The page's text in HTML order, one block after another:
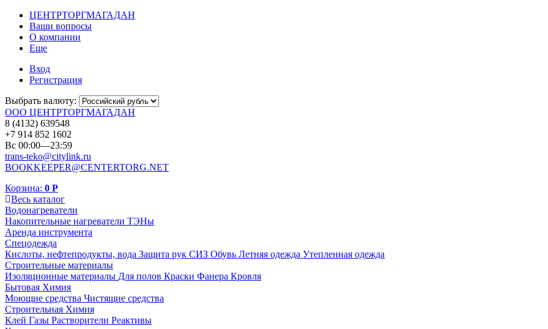
ЦЕНТРТОРГМАГАДАН
Ваши вопросы
О компании
Еще
Вход
Регистрация
Выбрать валюту:
ООО ЦЕНТРТОРГМАГАДАН
8 (4132) 639548
+7 914 852 1602
Вс 00:00—23:59
trans-teko@citylink.ru
BOOKKEEPER@CENTERTORG.NET
Корзина: 0 Р
Весь каталог
Водонагреватели
Накопительные нагреватели ТЭНы
Аренда инструмента
Спецодежда
Кислоты, нефтепродукты, вода Защита рук СИЗ Обувь Летняя одежда Утепленная одежда
Строительные материалы
Изоляционные материалы Для полов Краски Фанера Кровля
Бытовая Химия
Моющие средства Чистящие средства
Строительная Химия
Клей Газы Растворители Реактивы